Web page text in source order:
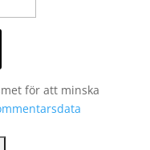
för att minska